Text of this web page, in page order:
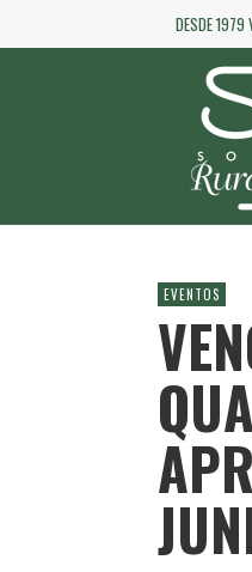
DESDE 1979
EVENTOS